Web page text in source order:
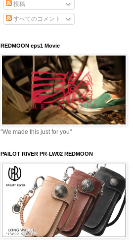
投稿
すべてのコメント
REDMOON eps1 Movie
"We made this just for you"
PAILOT RIVER PR-LW02 REDMOON